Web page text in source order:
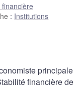
financière
: Institutions
principale
financière de